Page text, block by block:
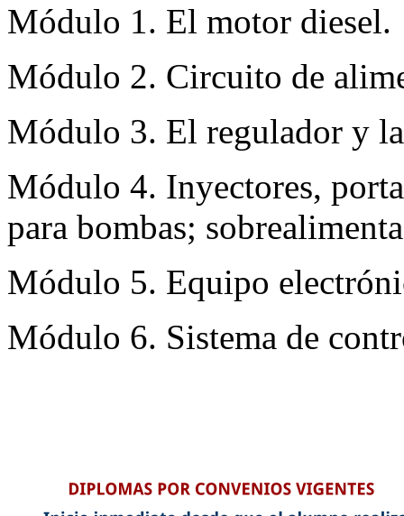
Módulo 1. El motor diesel.
Módulo 2. Circuito de
Módulo 3. El regulador y
Módulo 4. Inyectores,
para bombas;
Módulo 5. Equipo
Módulo 6. Sistema de